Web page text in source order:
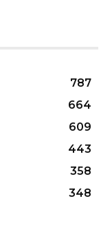
787
664
609
443
358
348